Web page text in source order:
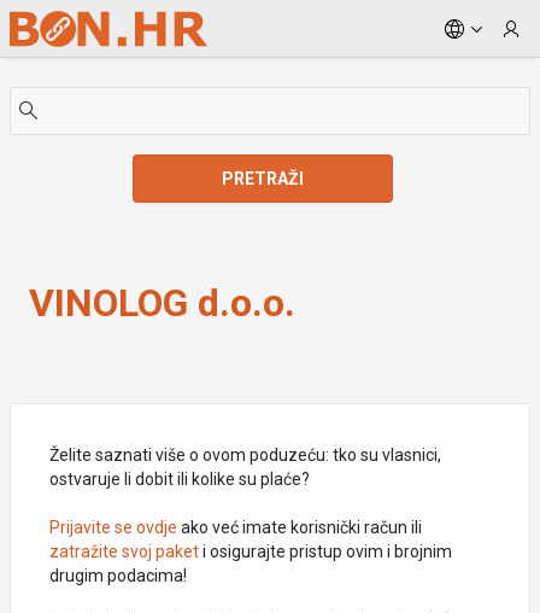
Skip to Main Content
PRETRAŽI
VINOLOG d.o.o.
Želite saznati više o ovom poduzeću: tko su vlasnici,
ostvaruje li dobit ili kolike su plaće?
Prijavite se ovdje ako već imate korisnički račun ili
zatražite svoj paketi osigurajte pristup ovim i brojnim
drugim podacima!